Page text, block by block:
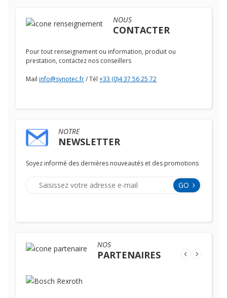
NOUS
CONTACTER
Pour tout renseignement ou information, produit ou
prestation, contactez nos conseillers
Mail info@synotec.fr/ Tél +33 (0)4 37 56 25 72
NOTRE
NEWSLETTER
Soyez informé des dernières nouveautés et des promotions
GO
NOS
PARTENAIRES